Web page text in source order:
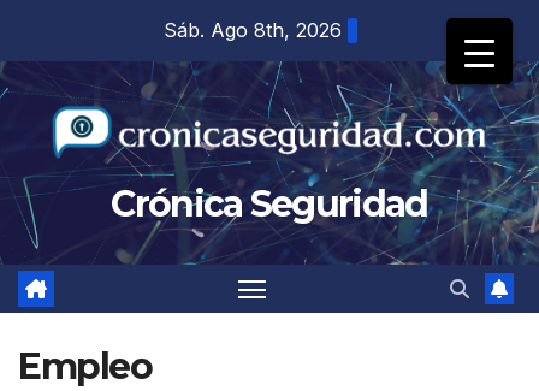
contenido
Sáb. Ago 8th, 2026
Crónica Seguridad
Empleo